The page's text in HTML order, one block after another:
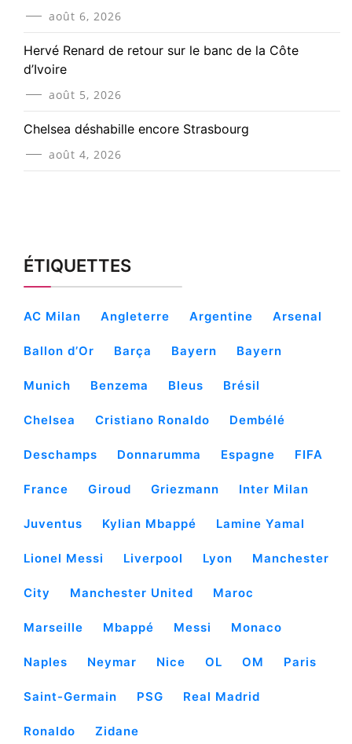
août 6, 2026
Hervé Renard de retour sur le banc de la Côte
d’Ivoire
août 5, 2026
Chelsea déshabille encore Strasbourg
août 4, 2026
ÉTIQUETTES
AC Milan Angleterre Argentine Arsenal
Ballon d’Or Barça Bayern Bayern
Munich Benzema Bleus Brésil
Chelsea Cristiano Ronaldo Dembélé
Deschamps Donnarumma Espagne FIFA
France Giroud Griezmann Inter Milan
Juventus Kylian Mbappé Lamine Yamal
Lionel Messi Liverpool Lyon Manchester
City Manchester United Maroc
Marseille Mbappé Messi Monaco
Naples Neymar Nice OL OM Paris
Saint-Germain PSG Real Madrid
Ronaldo Zidane